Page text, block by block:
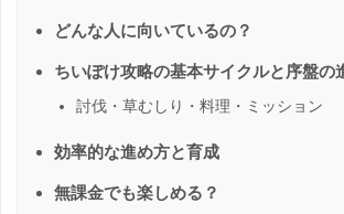
どんな人に向いているの？
ちいぽけ攻略の基本サイクルと序盤の
討伐・草むしり・料理・ミッション
効率的な進め方と育成
無課金でも楽しめる？